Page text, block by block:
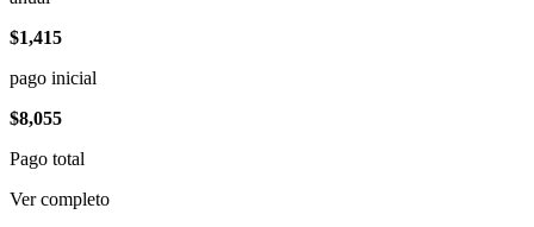
$1,415
pago inicial
$8,055
Pago total
Ver completo